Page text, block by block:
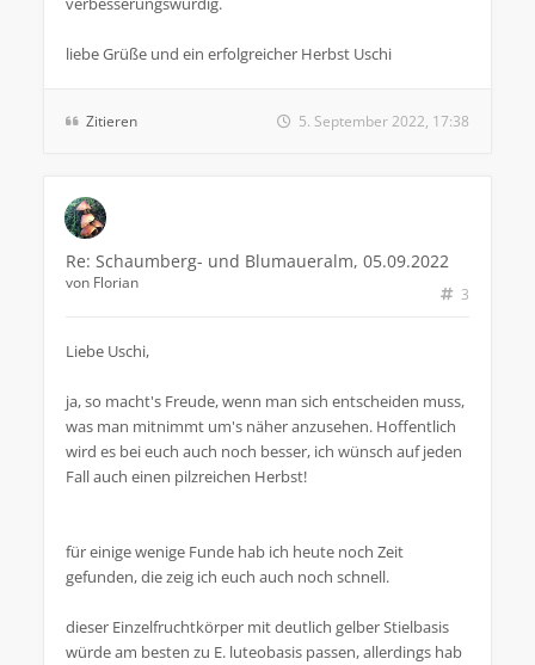
liebe Grüße und ein erfolgreicher Herbst Uschi
Zitieren 5. September 2022, 17:38
Re: Schaumberg- und Blumaueralm, 05.09.2022
3
von Florian
Liebe Uschi,
ja, so macht's Freude, wenn man sich entscheiden muss,
was man mitnimmt um's näher anzusehen. Hoffentlich
wird es bei euch auch noch besser, ich wünsch auf jeden
Fall auch einen pilzreichen Herbst!
für einige wenige Funde hab ich heute noch Zeit
gefunden, die zeig ich euch auch noch schnell.
dieser Einzelfruchtkörper mit deutlich gelber Stielbasis
würde am besten zu E. luteobasis passen, allerdings hab